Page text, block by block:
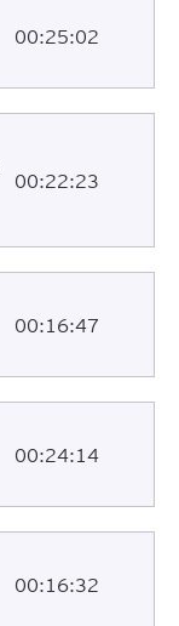
00:25:02
00:22:23
00:16:47
00:24:14
00:16:32